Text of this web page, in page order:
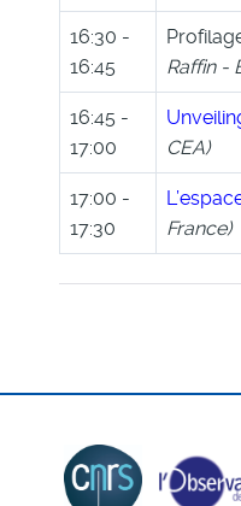
16:30 -
16:45
Raffin -
16:45 -
17:00
CEA)
17:00 -
17:30
France)